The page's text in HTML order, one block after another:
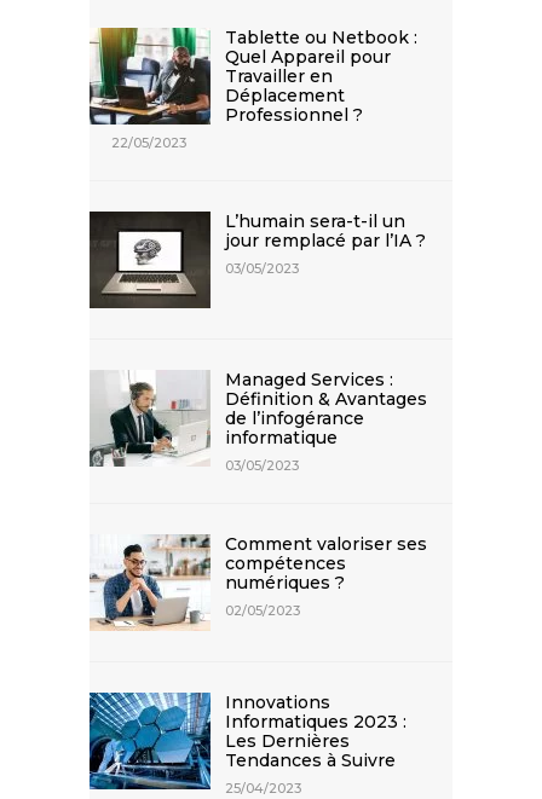
Tablette ou Netbook :
Quel Appareil pour
Travailler en
Déplacement
Professionnel ?
22/05/2023
L’humain sera-t-il un
jour remplacé par l’IA ?
03/05/2023
Managed Services :
Définition & Avantages
de l’infogérance
informatique
03/05/2023
Comment valoriser ses
compétences
numériques ?
02/05/2023
Innovations
Informatiques 2023 :
Les Dernières
Tendances à Suivre
25/04/2023